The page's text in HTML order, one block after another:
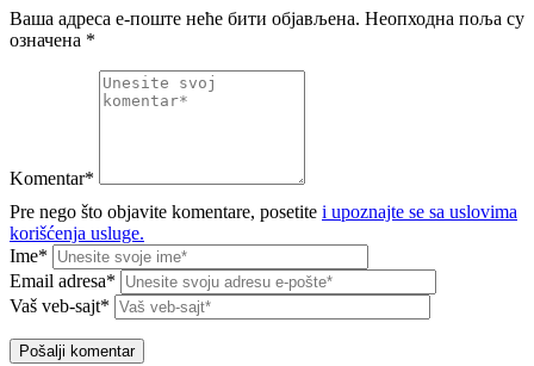
Ваша адреса е-поште неће бити објављена. Неопходна поља су
означена *
Komentar*
Pre nego što objavite komentare, posetite i upoznajte se sa uslovima
korišćenja usluge.
Ime*
Email adresa*
Vaš veb-sajt*